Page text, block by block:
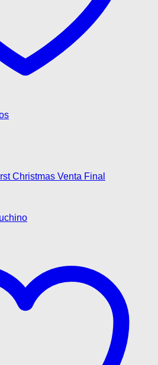
Christmas Venta Final